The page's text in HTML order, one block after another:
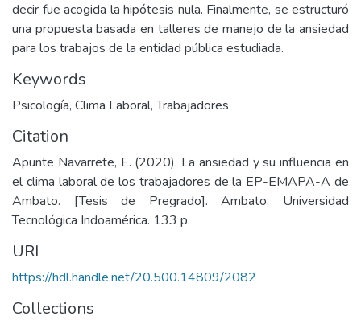
decir fue acogida la hipótesis nula. Finalmente, se estructuró
una propuesta basada en talleres de manejo de la ansiedad
para los trabajos de la entidad pública estudiada.
Keywords
Psicología, Clima Laboral,Trabajadores
Citation
Apunte Navarrete, E. (2020). La ansiedad y su influencia en
el clima laboral de los trabajadores de la EP-EMAPA-A de
Ambato. [Tesis de Pregrado]. Ambato: Universidad
Tecnológica Indoamérica. 133 p.
URI
https://hdl.handle.net/20.500.14809/2082
Collections